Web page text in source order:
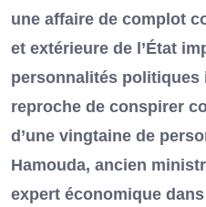
une affaire de complot
et extérieure de l’État
personnalités politiques
reproche de conspirer
d’une vingtaine de
Hamouda, ancien
expert économique